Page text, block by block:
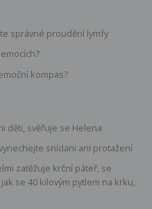
správné proudění lymfy
kompas?
děti, svěřuje se Helena
snídani ani protažení
zatěžuje krční páteř, se
se 40 kilovým pytlem na krku,